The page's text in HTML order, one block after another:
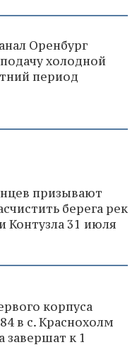
Оренбург
холодной
период
призывают
берега рек
Контузла 31 июля
корпуса
в с. Краснохолм
завершат к 1